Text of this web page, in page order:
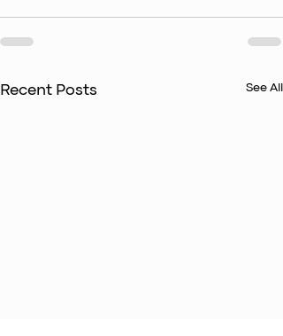
Recent Posts See All